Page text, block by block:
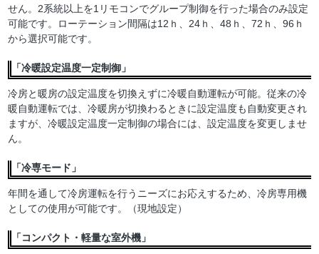
せん。2系統以上を1リモコンでグループ制御を行った場合のみ設定
可能です。ローテーション間隔は12ｈ、24ｈ、48ｈ、72ｈ、96ｈ
から選択可能です。
「冷暖設定温度一定制御」
冷房と暖房の設定温度を切換えずに冷暖自動運転が可能。従来の冷
暖自動運転では、冷暖房が切換わるときに設定温度も自動変更され
ますが、冷暖設定温度一定制御の場合には、設定温度を変更しませ
ん。
「冷専モード」
年間を通して冷房運転を行うニーズにお応えするため、冷房専用機
としての使用が可能です。（現地設定）
「コンパクト・軽量な室外機」